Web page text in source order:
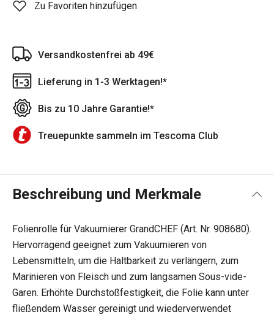
Zu Favoriten hinzufügen
Versandkostenfrei ab 49€
Lieferung in 1-3 Werktagen!*
Bis zu 10 Jahre Garantie!*
Treuepunkte sammeln im Tescoma Club
Beschreibung und Merkmale
Folienrolle für Vakuumierer GrandCHEF (Art. Nr. 908680).
Hervorragend geeignet zum Vakuumieren von
Lebensmitteln, um die Haltbarkeit zu verlängern, zum
Marinieren von Fleisch und zum langsamen Sous-vide-
Garen. Erhöhte Durchstoßfestigkeit, die Folie kann unter
fließendem Wasser gereinigt und wiederverwendet